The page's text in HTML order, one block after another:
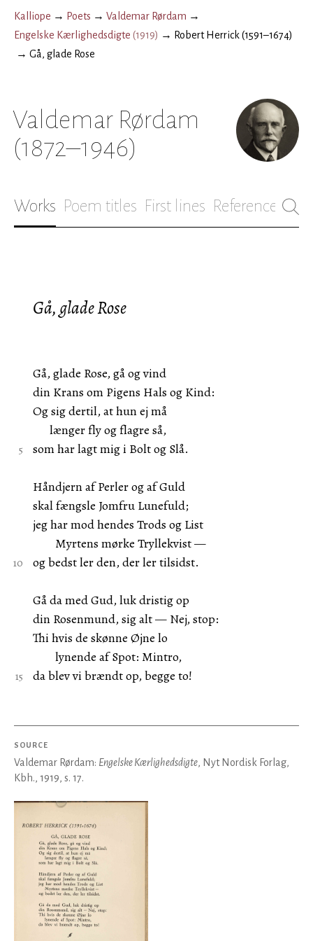
Kalliope → Poets → Valdemar Rørdam →
Engelske Kærlighedsdigte (1919) → Robert Herrick (1591–1674)
→ Gå, glade Rose
Valdemar Rørdam
(1872–1946)
Works Poem titles First lines References
Gå, glade Rose
Gå, glade Rose, gå og vind
din Krans om Pigens Hals og Kind:
Og sig dertil, at hun ej må
længer fly og flagre så,
som har lagt mig i Bolt og Slå.
Håndjern af Perler og af Guld
skal fængsle Jomfru Lunefuld;
jeg har mod hendes Trods og List
Myrtens mørke Tryllekvist —
og bedst ler den, der ler tilsidst.
Gå da med Gud, luk dristig op
din Rosenmund, sig alt — Nej, stop:
Thi hvis de skønne Øjne lo
lynende af Spot: Mintro,
da blev vi brændt op, begge to!
SOURCE
Valdemar Rørdam: Engelske Kærlighedsdigte, Nyt Nordisk Forlag,
Kbh., 1919, s. 17.